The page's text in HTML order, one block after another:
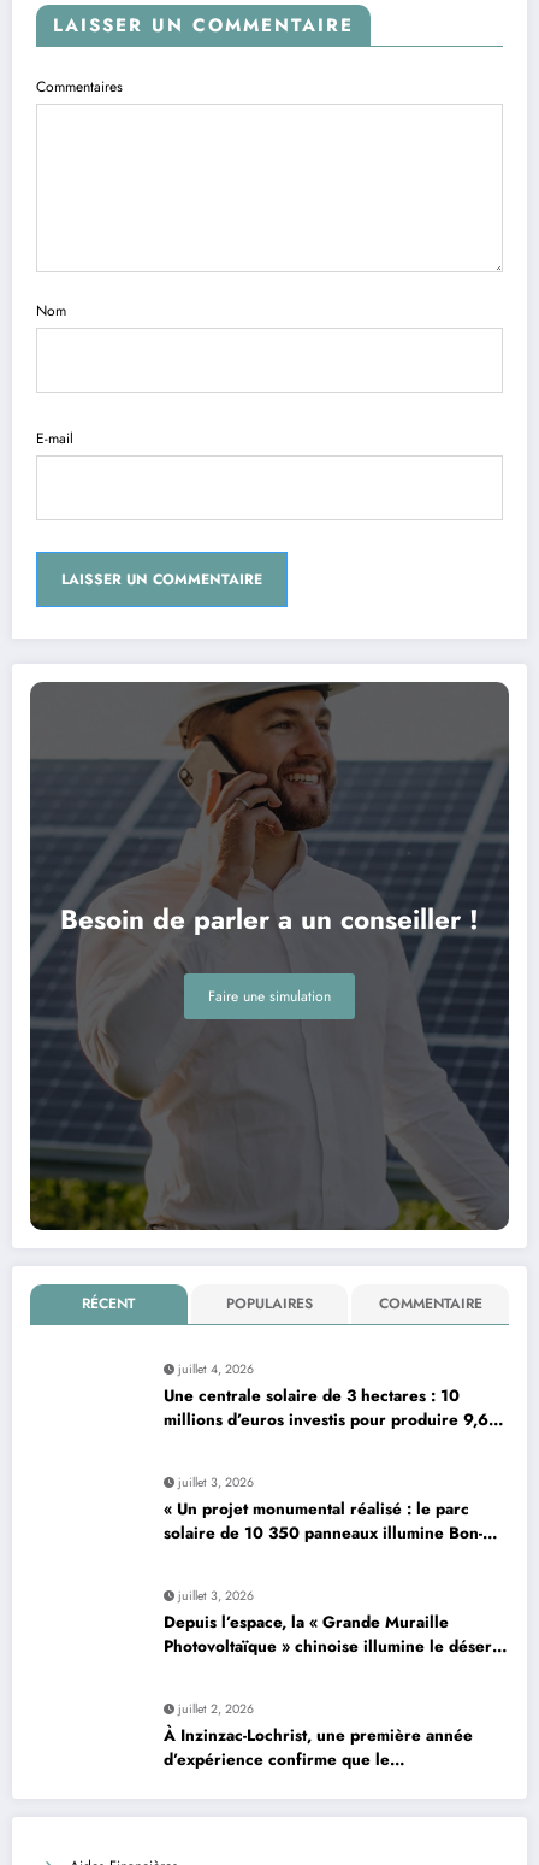
LAISSER UN COMMENTAIRE
Commentaires
Nom
E-mail
Besoin de parler a un conseiller !
Faire une simulation
RÉCENT POPULAIRES COMMENTAIRE
juillet 4, 2026
Une centrale solaire de 3 hectares : 10
millions d’euros investis pour produire 9,6
juillet 3, 2026
« Un projet monumental réalisé : le parc
solaire de 10 350 panneaux illumine Bon-…
juillet 3, 2026
Depuis l’espace, la « Grande Muraille
Photovoltaïque » chinoise illumine le désert
juillet 2, 2026
À Inzinzac-Lochrist, une première année
d’expérience confirme que le